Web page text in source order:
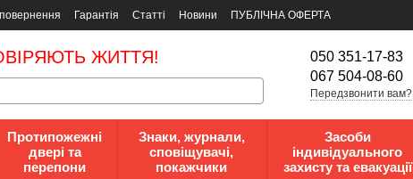
Гарантія Статті Новини
ПУБЛІЧНА ОФЕРТА
ЖИТТЯ!
050 351-17-83
067 504-08-60
Передзвонити вам?
Протипожежні
двері та
перепони
Знаки, журнали,
сповіщувачі,
покажчики
Засоби
індивідуального
захисту та евакуації